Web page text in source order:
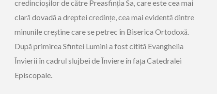
credincioșilor de către Preasfinția Sa, care este cea mai
clară dovadă a dreptei credințe, cea mai evidentă dintre
minunile creștine care se petrec în Biserica Ortodoxă.
După primirea Sfintei Lumini a fost citită Evanghelia
Învierii în cadrul slujbei de Înviere în fața Catedralei
Episcopale.